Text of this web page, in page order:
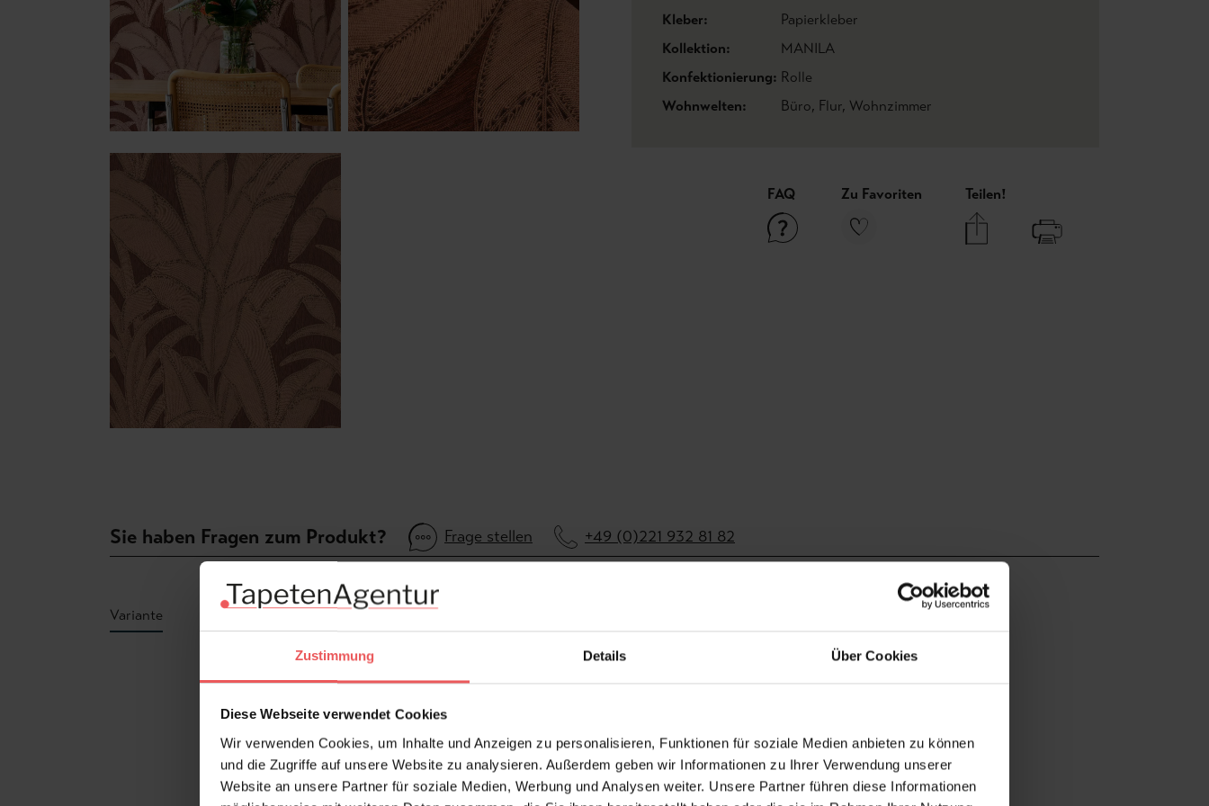
Zustimmung Details Über Cookies
Diese Webseite verwendet Cookies
Wir verwenden Cookies, um Inhalte und Anzeigen zu personalisieren, Funktionen für soziale Medien anbieten zu können
und die Zugriffe auf unsere Website zu analysieren. Außerdem geben wir Informationen zu Ihrer Verwendung unserer
Website an unsere Partner für soziale Medien, Werbung und Analysen weiter. Unsere Partner führen diese Informationen
Kleber:
Papierkleber
Kollektion:
MANILA
Konfektionierung: Rolle
Wohnwelten:
Büro, Flur, Wohnzimmer
FAQ Zu Favoriten Teilen!
Sie haben Fragen zum Produkt? Frage stellen +49 (0)221 932 81 82
Variante